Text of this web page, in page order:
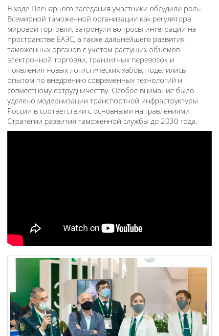
В ходе Пленарного заседания участники обсудили роль
Всемирной таможенной организации как регулятора
мировой торговли, затронули вопросы интеграции на
пространстве ЕАЭС, а также дальнейшего развития
таможенных органов с учетом растущих объемов
электронной торговли, транзитных перевозок и
появления новых логистических хабов, поделились
опытом по внедрению современных технологий и
совместному сотрудничеству. Особое внимание было
уделено модернизации транспортной инфраструктуры
России в соответствии с основными направлениями
Стратегии развития таможенной службы до 2030 года.